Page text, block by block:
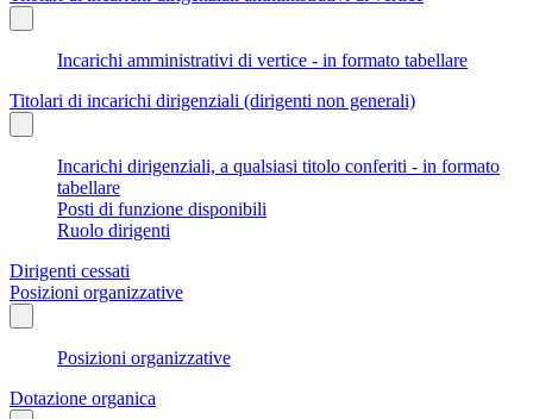
Incarichi amministrativi di vertice - in formato tabellare
Titolari di incarichi dirigenziali (dirigenti non generali)
Incarichi dirigenziali, a qualsiasi titolo conferiti - in formato
tabellare
Posti di funzione disponibili
Ruolo dirigenti
Dirigenti cessati
Posizioni organizzative
Posizioni organizzative
Dotazione organica